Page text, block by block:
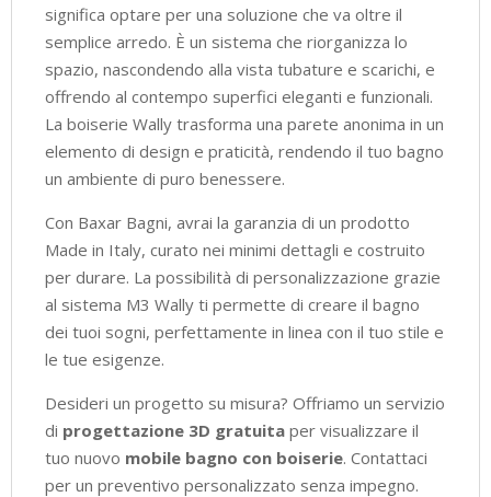
significa optare per una soluzione che va oltre il
semplice arredo. È un sistema che riorganizza lo
spazio, nascondendo alla vista tubature e scarichi, e
offrendo al contempo superfici eleganti e funzionali.
La boiserie Wally trasforma una parete anonima in un
elemento di design e praticità, rendendo il tuo bagno
un ambiente di puro benessere.
Con Baxar Bagni, avrai la garanzia di un prodotto
Made in Italy, curato nei minimi dettagli e costruito
per durare. La possibilità di personalizzazione grazie
al sistema M3 Wally ti permette di creare il bagno
dei tuoi sogni, perfettamente in linea con il tuo stile e
le tue esigenze.
Desideri un progetto su misura? Offriamo un servizio
di progettazione 3D gratuita per visualizzare il
tuo nuovo mobile bagno con boiserie. Contattaci
per un preventivo personalizzato senza impegno.